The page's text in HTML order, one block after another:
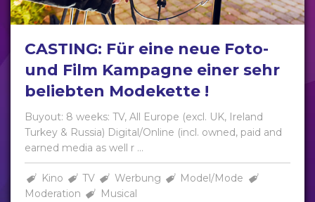
CASTING: Für eine neue Foto-
und Film Kampagne einer sehr
beliebten Modekette !
Buyout: 8 weeks: TV, All Europe (excl. UK, Ireland
Turkey & Russia) Digital/Online (incl. owned, paid and
earned media as well r ...
Kino TV Werbung
Model/Mode
Moderation
Musical